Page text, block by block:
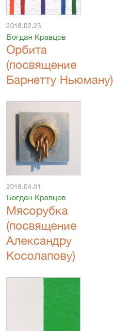
2018.02.23
Богдан Кравцов
Орбита
(посвящение
Барнетту Ньюману)
2018.04.01
Богдан Кравцов
Мясорубка
(посвящение
Александру
Косолапову)